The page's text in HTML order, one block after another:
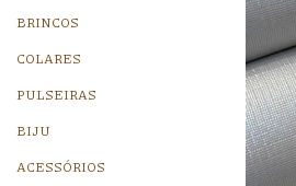
BRINCOS
COLARES
PULSEIRAS
BIJU
ACESSÓRIOS